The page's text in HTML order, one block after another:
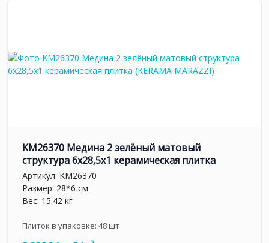
KM26370 Медина 2 зелёный матовый
структура 6x28,5x1 керамическая плитка
Артикул: KM26370
Размер: 28*6 см
Вес: 15.42 кг
Плиток в упаковке: 48шт